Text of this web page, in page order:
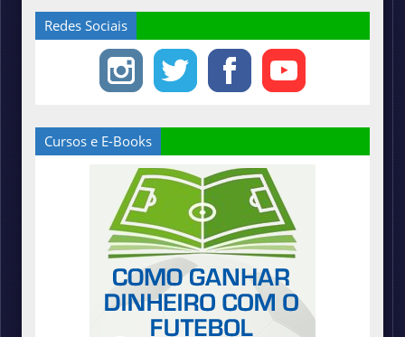
Redes Sociais
Cursos e E-Books